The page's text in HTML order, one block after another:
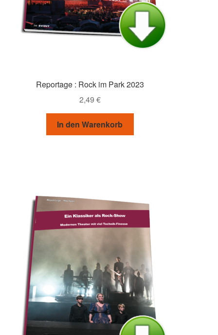
Reportage : Rock im Park 2023
2,49 €
In den Warenkorb